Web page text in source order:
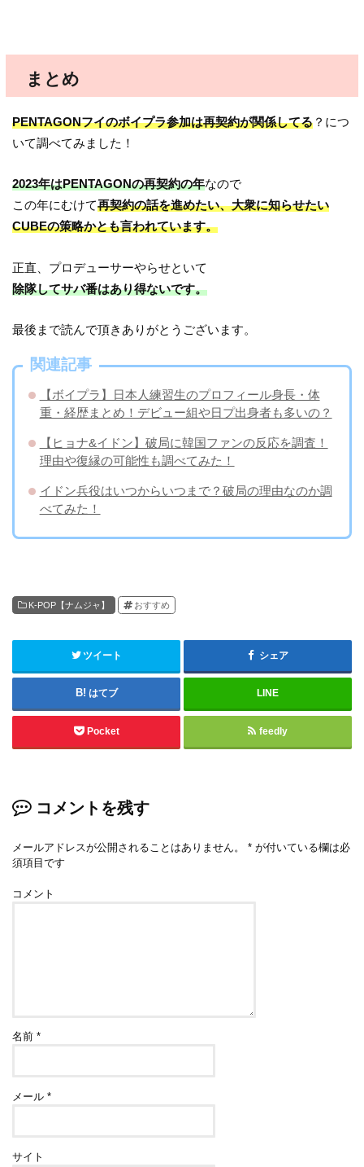
まとめ
PENTAGONフイのボイプラ参加は再契約が関係してる ？につ
いて調べてみました！
2023年はPENTAGONの再契約の年なので
この年にむけて再契約の話を進めたい、大衆に知らせたい
CUBEの策略かとも言われています。
正直、プロデューサーやらせといて
除隊してサバ番はあり得ないです。
最後まで読んで頂きありがとうございます。
関連記事
【ボイプラ】日本人練習生のプロフィール身長・体
重・経歴まとめ！デビュー組や日プ出身者も多いの？
【ヒョナ&イドン】破局に韓国ファンの反応を調査！
理由や復縁の可能性も調べてみた！
イドン兵役はいつからいつまで？破局の理由なのか調
べてみた！
K-POP【ナムジャ】 おすすめ
ツイート シェア
はてブ LINE
Pocket feedly
コメントを残す
メールアドレスが公開されることはありません。 * が付いている欄は必
須項目です
コメント
名前*
メール*
サイト